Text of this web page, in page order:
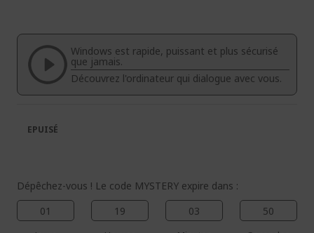
de
galerie
d’images
de
Galerie
d’images
Windows est rapide, puissant et plus sécurisé
que jamais.
Découvrez l'ordinateur qui dialogue avec vous.
Dépêchez-vous ! Le code MYSTERY expire dans :
01
19 03 49
EPUISÉ